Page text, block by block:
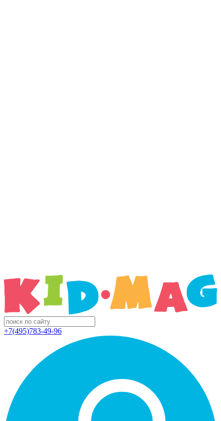
+7(495)783-49-96